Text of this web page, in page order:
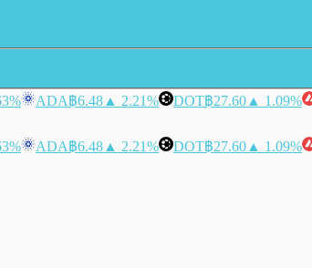
ADA฿6.48 ▲ 2.21% DOT฿27.60 ▲ 1.09%
ADA฿6.48 ▲ 2.21% DOT฿27.60 ▲ 1.09%